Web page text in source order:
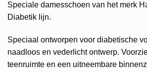
Speciale damesschoen van het merk
Diabetik lijn.
Speciaal ontworpen voor diabetische
naadloos en vederlicht ontwerp.
teenruimte en een uitneembare